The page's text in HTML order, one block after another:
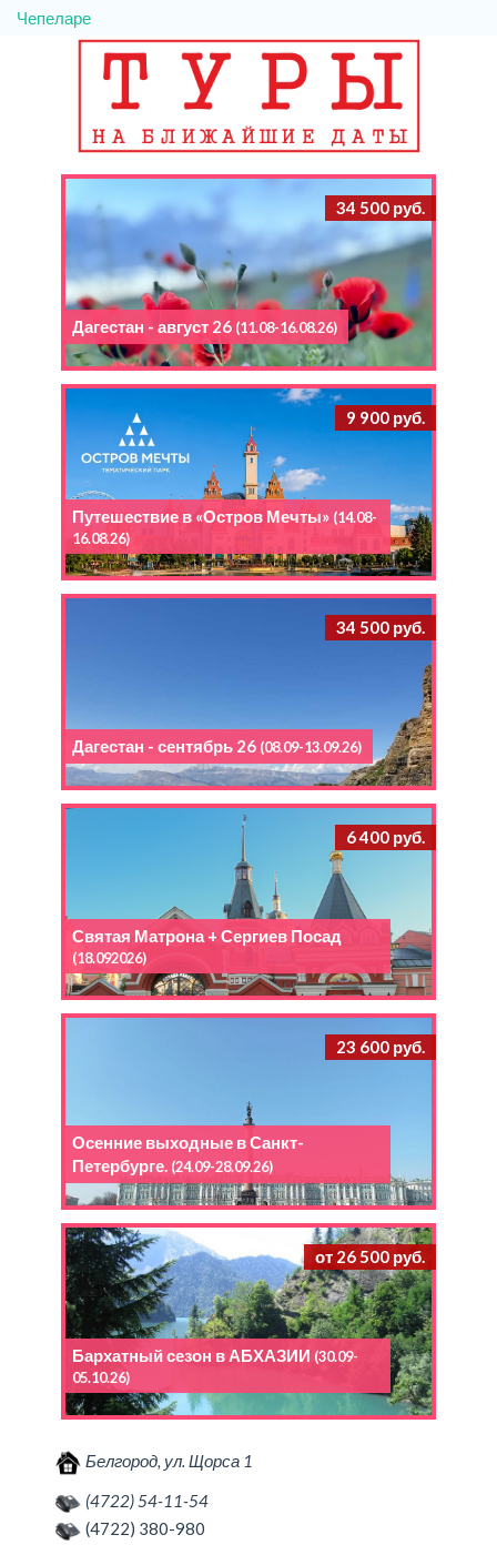
Чепеларе
34 500 руб.
Дагестан - август 26 (11.08-16.08.26)
9 900 руб.
Путешествие в «Остров Мечты» (14.08-
16.08.26)
34 500 руб.
Дагестан - сентябрь 26 (08.09-13.09.26)
6 400 руб.
Святая Матрона + Сергиев Посад
(18.092026)
23 600 руб.
Осенние выходные в Санкт-
Петербурге. (24.09-28.09.26)
от 26 500 руб.
Бархатный сезон в АБХАЗИИ (30.09-
05.10.26)
Белгород, ул. Щорса 1
(4722) 54-11-54
(4722) 380-980